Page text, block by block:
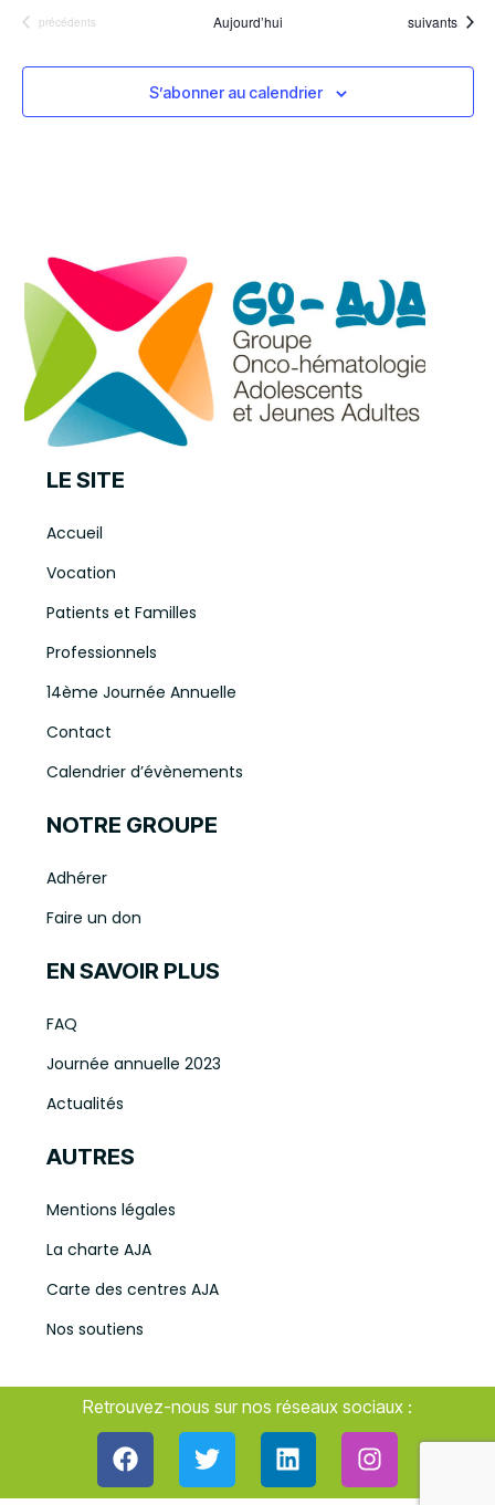
Évènements
précédents Aujourd’hui Évènements
suivants
S’abonner au calendrier
LE SITE
Accueil
Vocation
Patients et Familles
Professionnels
14ème Journée Annuelle
Contact
Calendrier d’évènements
NOTRE GROUPE
Adhérer
Faire un don
EN SAVOIR PLUS
FAQ
Journée annuelle 2023
Actualités
AUTRES
Mentions légales
La charte AJA
Carte des centres AJA
Nos soutiens
Retrouvez-nous sur nos réseaux sociaux :